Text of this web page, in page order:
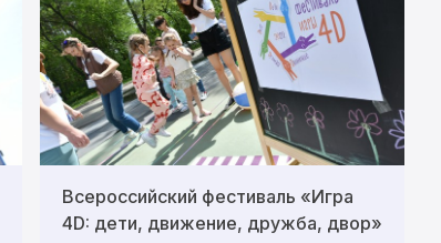
Всероссийский фестиваль «Игра
4D: дети, движение, дружба, двор»